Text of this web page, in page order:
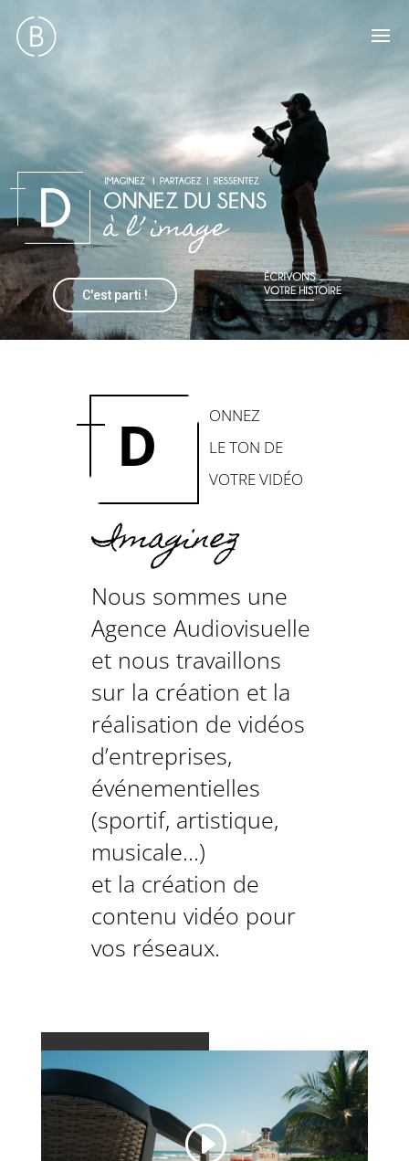
C'est parti !
D
ONNEZ
LE TON DE
VOTRE VIDÉO
Imaginez
Nous sommes une
Agence Audiovisuelle
et nous travaillons
sur la création et la
réalisation de vidéos
d’entreprises,
événementielles
(sportif, artistique,
musicale…)
et la création de
contenu vidéo pour
vos réseaux.